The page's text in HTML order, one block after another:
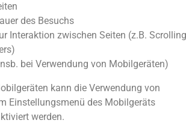
des Besuchs
Interaktion zwischen Seiten (z.B.
bei Verwendung von Mobilgeräten)
kann die Verwendung von
Einstellungsmenü des Mobilgeräts
werden.